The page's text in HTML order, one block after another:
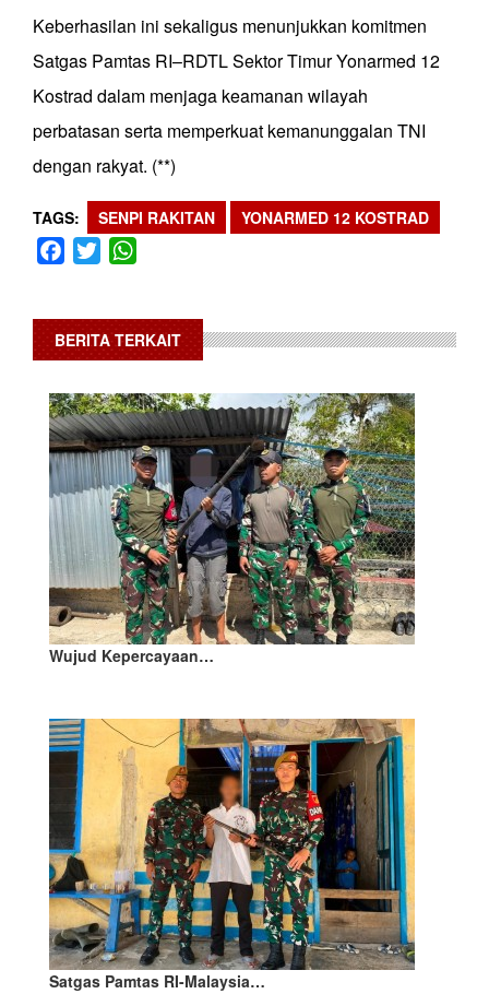
Keberhasilan ini sekaligus menunjukkan komitmen
Satgas Pamtas RI–RDTL Sektor Timur Yonarmed 12
Kostrad dalam menjaga keamanan wilayah
perbatasan serta memperkuat kemanunggalan TNI
dengan rakyat. (**)
TAGS SENPI RAKITAN YONARMED 12 KOSTRAD
Facebook
Twitter
BERITA TERKAIT
Wujud Kepercayaan…
Satgas Pamtas RI-Malaysia…